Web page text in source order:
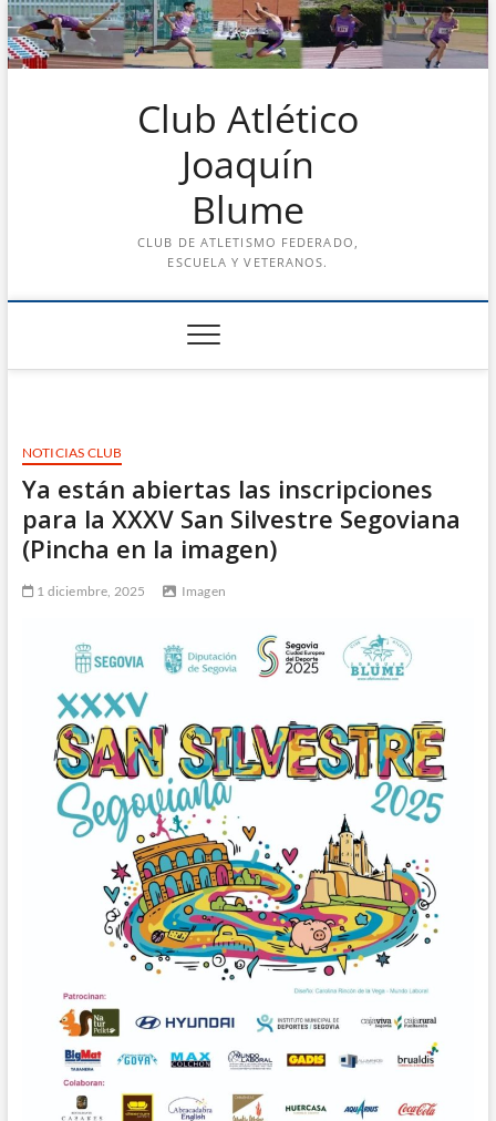
Saltar
al
contenido
Club Atlético
Joaquín
Blume
CLUB DE ATLETISMO FEDERADO,
ESCUELA Y VETERANOS.
NOTICIAS CLUB
Ya están abiertas las inscripciones
para la XXXV San Silvestre Segoviana
(Pincha en la imagen)
1 diciembre, 2025 Imagen